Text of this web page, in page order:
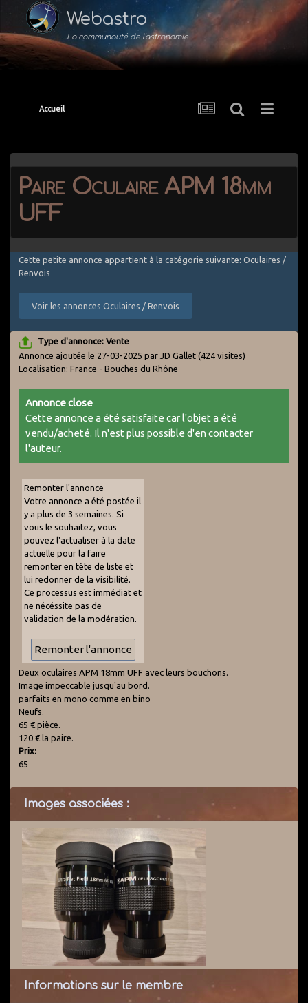
Webastro
La communauté de l'astronomie
Accueil
Paire Oculaire APM 18mm
UFF
Cette petite annonce appartient à la catégorie suivante: Oculaires /
Renvois
Voir les annonces Oculaires / Renvois
Type d'annonce: Vente
Annonce ajoutée le 27-03-2025 par JD Gallet (424 visites)
Localisation: France - Bouches du Rhône
Annonce close
Cette annonce a été satisfaite car l'objet a été
vendu/acheté. Il n'est plus possible d'en contacter
l'auteur.
Remonter l'annonce
Votre annonce a été postée il
y a plus de 3 semaines. Si
vous le souhaitez, vous
pouvez l'actualiser à la date
actuelle pour la faire
remonter en tête de liste et
lui redonner de la visibilité.
Ce processus est immédiat et
ne nécéssite pas de
validation de la modération.
Deux oculaires APM 18mm UFF avec leurs bouchons.
Image impeccable jusqu'au bord.
parfaits en mono comme en bino
Neufs.
65 € pièce.
120 € la paire.
Prix:
65
Images associées :
Informations sur le membre